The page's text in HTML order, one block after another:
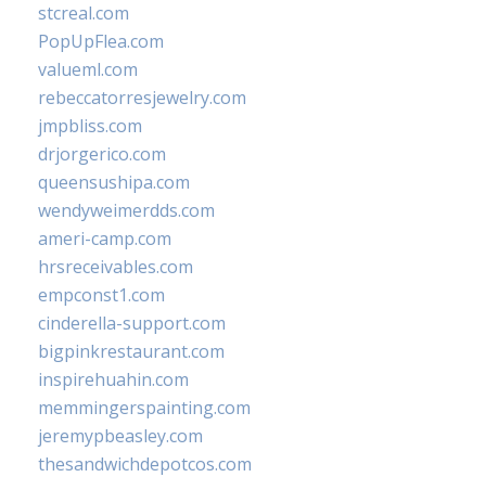
stcreal.com
PopUpFlea.com
valueml.com
rebeccatorresjewelry.com
jmpbliss.com
drjorgerico.com
queensushipa.com
wendyweimerdds.com
ameri-camp.com
hrsreceivables.com
empconst1.com
cinderella-support.com
bigpinkrestaurant.com
inspirehuahin.com
memmingerspainting.com
jeremypbeasley.com
thesandwichdepotcos.com